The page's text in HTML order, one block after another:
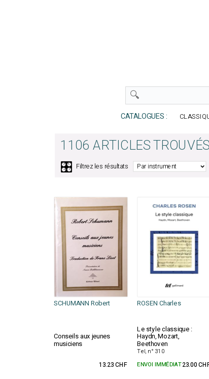
CATALOGUES :
1106 ARTICLES TROUVÉS
🎛️ Filtrez les résultats
SCHUMANN Robert ROSEN Charles
Conseils aux jeunes
musiciens
Le style classique :
Haydn, Mozart,
Beethoven
Tel, n° 310
13.23 CHF ENVOI IMMÉDIAT23.00